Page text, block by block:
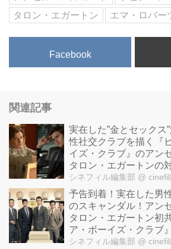
タロン・エガートン
エマ・ロバー
Facebook
関連記事
実在した”金とセックス
性社交クラブを描く『
イズ・クラブ』のアン
タロン・エガートンの
シネフィル編集部 @
予告到着！実在した男
のスキャンダル！アン
タロン・エガートン初
ア・ボーイズ・クラブ』
シネフィル編集部 @